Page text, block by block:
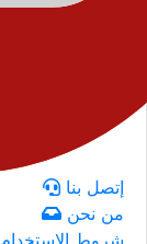
إتصل بنا
من نحن
شروط الاستخدام